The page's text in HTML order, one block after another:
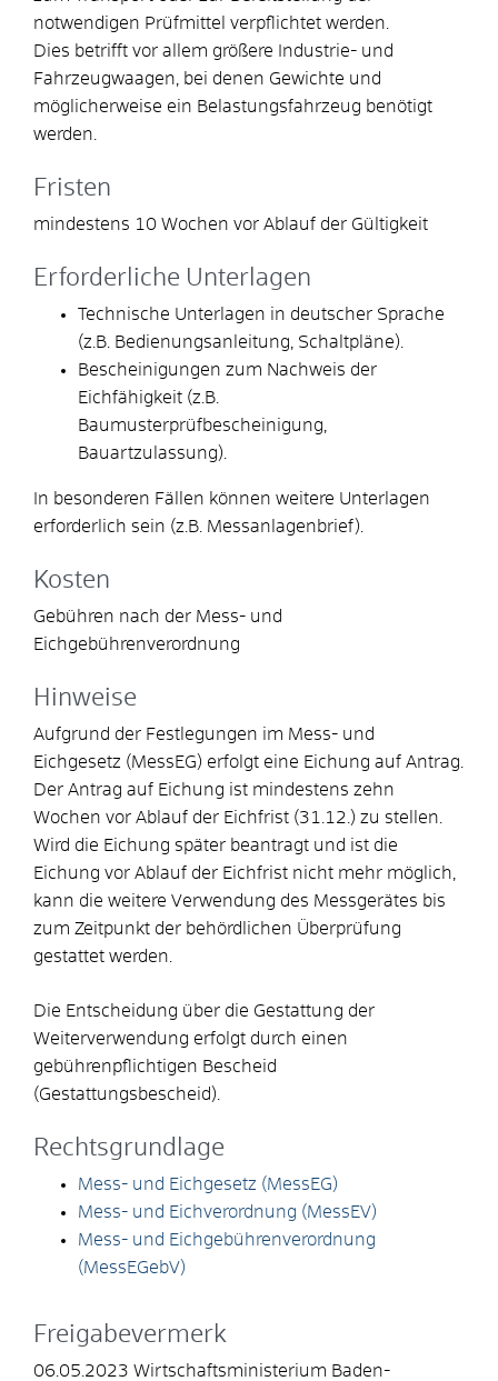
notwendigen Prüfmittel verpflichtet werden.
Dies betrifft vor allem größere Industrie- und
Fahrzeugwaagen, bei denen Gewichte und
möglicherweise ein Belastungsfahrzeug benötigt
werden.
Fristen
mindestens 10 Wochen vor Ablauf der Gültigkeit
Erforderliche Unterlagen
Technische Unterlagen in deutscher Sprache
(z.B. Bedienungsanleitung, Schaltpläne).
Bescheinigungen zum Nachweis der
Eichfähigkeit (z.B.
Baumusterprüfbescheinigung,
Bauartzulassung).
In besonderen Fällen können weitere Unterlagen
erforderlich sein (z.B. Messanlagenbrief).
Kosten
Gebühren nach der Mess- und
Eichgebührenverordnung
Hinweise
Aufgrund der Festlegungen im Mess- und
Eichgesetz (MessEG) erfolgt eine Eichung auf Antrag.
Der Antrag auf Eichung ist mindestens zehn
Wochen vor Ablauf der Eichfrist (31.12.) zu stellen.
Wird die Eichung später beantragt und ist die
Eichung vor Ablauf der Eichfrist nicht mehr möglich,
kann die weitere Verwendung des Messgerätes bis
zum Zeitpunkt der behördlichen Überprüfung
gestattet werden.
Die Entscheidung über die Gestattung der
Weiterverwendung erfolgt durch einen
gebührenpflichtigen Bescheid
(Gestattungsbescheid).
Rechtsgrundlage
Mess- und Eichgesetz (MessEG)
Mess- und Eichverordnung (MessEV)
Mess- und Eichgebührenverordnung
(MessEGebV)
Freigabevermerk
06.05.2023 Wirtschaftsministerium Baden-